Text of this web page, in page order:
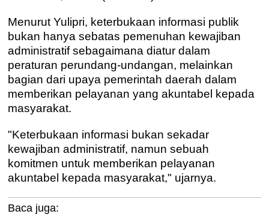
Menurut Yulipri, keterbukaan informasi publik
bukan hanya sebatas pemenuhan kewajiban
administratif sebagaimana diatur dalam
peraturan perundang-undangan, melainkan
bagian dari upaya pemerintah daerah dalam
memberikan pelayanan yang akuntabel kepada
masyarakat.
"Keterbukaan informasi bukan sekadar
kewajiban administratif, namun sebuah
komitmen untuk memberikan pelayanan
akuntabel kepada masyarakat," ujarnya.
Baca juga: